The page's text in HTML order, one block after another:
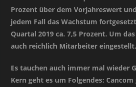
Prozent über dem Vorjahreswert
jedem Fall das Wachstum
Quartal 2019 ca. 7,5 Prozent. Um
auch reichlich Mitarbeiter eingestellt.
Es tauchen auch immer mal wieder
Kern geht es um Folgendes: